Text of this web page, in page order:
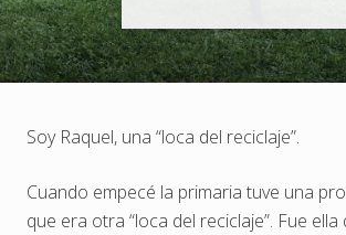
más
eco?
Entra
aquí.
Soy Raquel, una “loca del reciclaje”.
Cuando empecé la primaria tuve una
que era otra “loca del reciclaje”. Fue ella